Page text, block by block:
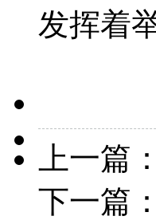
发挥着
上一篇：
下一篇：